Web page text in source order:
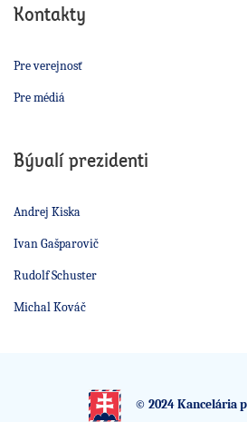
Kontakty
Pre verejnosť
Pre médiá
Bývalí prezidenti
Andrej Kiska
Ivan Gašparovič
Rudolf Schuster
Michal Kováč
© 2024 Kancelária